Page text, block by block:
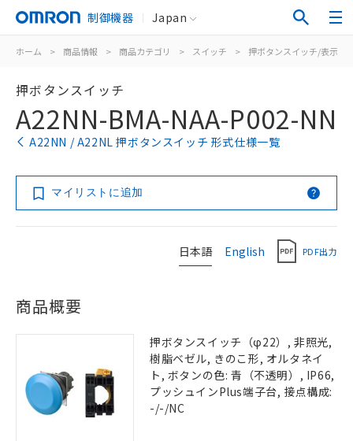
制御機器 Japan
ホーム > 商品情報 > 商品カテゴリ > スイッチ > 押ボタンスイッチ/表示灯
押ボタンスイッチ
A22NN-BMA-NAA-P002-NN
A22NN / A22NL 押ボタンスイッチ 形式仕様一覧
マイリストに追加
日本語 English PDF出力
商品概要
押ボタンスイッチ（φ22）, 非照光,
樹脂ベゼル, きのこ形, オルタネイ
ト, ボタンの色: 青（不透明）, IP66,
プッシュインPlus端子台, 接点構成:
-/-/NC